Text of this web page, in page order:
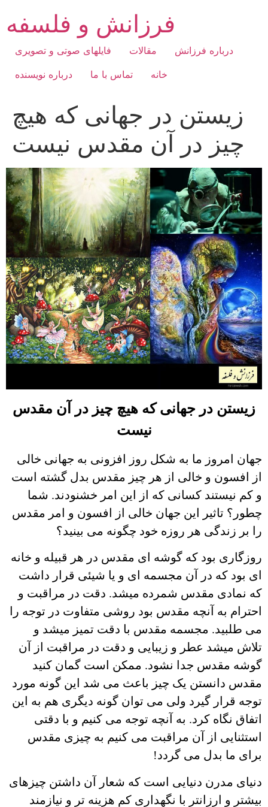
content
فرزانش و فلسفه
فایلهای صوتی و تصویری مقالات
درباره فرزانش
درباره نویسنده
تماس با ما خانه
زیستن در جهانی که هیچ
چیز در آن مقدس نیست
زیستن در جهانی که هیچ چیز در آن مقدس
نیست
جهان امروز ما به شکل روز افزونی به جهانی خالی
از افسون و خالی از هر چیز مقدس بدل گشته است
و کم نیستند کسانی که از این امر خشنودند. شما
چطور؟ تاثیر این جهان خالی از افسون و امر مقدس
را بر زندگی هر روزه خود چگونه می بینید؟
روزگاری بود که گوشه ای مقدس در هر قبیله و خانه
ای بود که در آن مجسمه ای و یا شیئی قرار داشت
که نمادی مقدس شمرده میشد. دقت در مراقبت و
احترام به آنچه مقدس بود روشی متفاوت در توجه را
می طلبید. مجسمه مقدس با دقت تمیز میشد و
تلاش میشد عطر و زیبایی و دقت در مراقبت از آن
گوشه مقدس جدا نشود. ممکن است گمان کنید
مقدس دانستن یک چیز باعث می شد این گونه مورد
توجه قرار گیرد ولی می توان گونه دیگری هم به این
اتفاق نگاه کرد. به آنچه توجه می کنیم و با دقتی
استثنایی از آن مراقبت می کنیم به چیزی مقدس
برای ما بدل می گردد!
دنیای مدرن دنیایی است که شعار آن داشتن چیزهای
بیشتر و ارزانتر با نگهداری کم هزینه تر و نیازمند